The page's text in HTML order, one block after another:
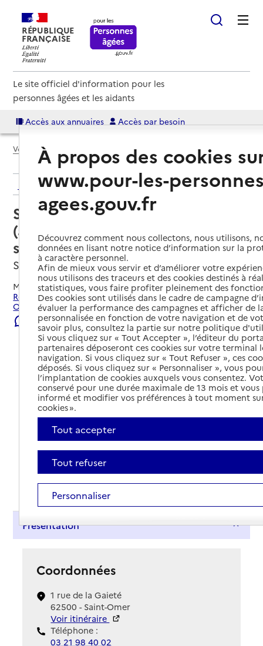
RÉPUBLIQUE
FRANÇAISE
Le site officiel d'information pour les
personnes âgées et les aidants
Accès aux annuaires Accès par besoin
Voir le fil d’Ariane
Retour aux résultats de l'annuaire
Service autonomie à domicile
(aide) – Association soins et
services à domicile
Saint-Omer, PAS-DE-CALAIS
Mis à jour le22/07/2026
Rechercher les établissements et services autour de Saint-
Omer.
Signaler une erreur
Tout déplier
Présentation
Coordonnées
1 rue de la Gaieté
62500 - Saint-Omer
Voir itinéraire
Téléphone :
03 21 98 40 02
À propos des cookies
www.pour-les-
agees.gouv.fr
Découvrez comment nous collectons, nous utilisons,
données en lisant notre notice d’information sur la
à caractère personnel.
Afin de mieux vous servir et d’améliorer votre
nous utilisons des traceurs et des cookies destinés à
statistiques, vous faire profiter pleinement des
Des cookies sont utilisés dans le cadre de campagne
évaluer la performance des campagnes et afficher de
personnalisée en fonction de votre navigation et de
savoir plus, consultez la partie sur notre politique
Si vous cliquez sur « Tout Accepter », l’éditeur du
partenaires déposeront ces cookies sur votre terminal
navigation. Si vous cliquez sur « Tout Refuser », ces
déposés. Si vous cliquez sur « Personnaliser », vous
l’implantation de cookies auxquels vous consentez.
conservé pour une durée maximale de 13 mois et
informé et modifier vos préférences à tout moment
cookies ».
Tout accepter
Tout refuser
Personnaliser